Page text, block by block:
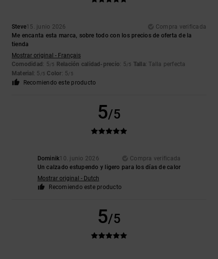
Steve15. junio 2026
Compra verificada
Me encanta esta marca, sobre todo con los precios de oferta de la
tienda
Mostrar original - Français
Comodidad : 5/5 Relación calidad-precio: 5/5 Talla: Talla perfecta
Material : 5 /5 Color: 5/5
Recomiendo este producto
5/5
Dominik10. junio 2026
Compra verificada
Un calzado estupendo y ligero para los días de calor
Mostrar original - Dutch
Recomiendo este producto
5/5